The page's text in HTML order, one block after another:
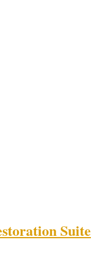
Suite